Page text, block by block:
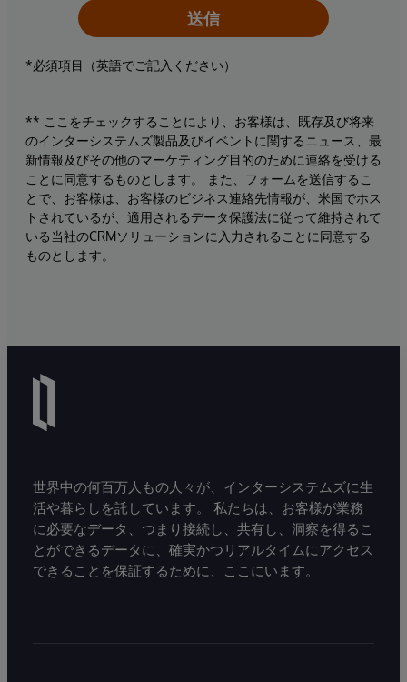
送信
*必須項目（英語でご記入ください）
** ここをチェックすることにより、お客様は、既存及び将来
のインターシステムズ製品及びイベントに関するニュース、最
新情報及びその他のマーケティング目的のために連絡を受ける
ことに同意するものとします。 また、フォームを送信するこ
とで、お客様は、お客様のビジネス連絡先情報が、米国でホス
トされているが、適用されるデータ保護法に従って維持されて
いる当社のCRMソリューションに入力されることに同意する
ものとします。
世界中の何百万人もの人々が、インターシステムズに生
活や暮らしを託しています。 私たちは、お客様が業務
に必要なデータ、つまり接続し、共有し、洞察を得るこ
とができるデータに、確実かつリアルタイムにアクセス
できることを保証するために、ここにいます。